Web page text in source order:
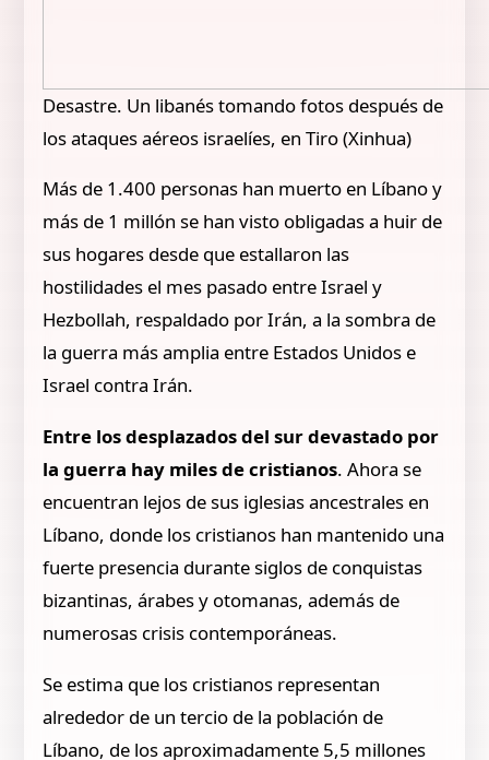
Desastre. Un libanés tomando fotos después de
los ataques aéreos israelíes, en Tiro (Xinhua)
Más de 1.400 personas han muerto en Líbano y
más de 1 millón se han visto obligadas a huir de
sus hogares desde que estallaron las
hostilidades el mes pasado entre Israel y
Hezbollah, respaldado por Irán, a la sombra de
la guerra más amplia entre Estados Unidos e
Israel contra Irán.
Entre los desplazados del sur devastado por
la guerra hay miles de cristianos. Ahora se
encuentran lejos de sus iglesias ancestrales en
Líbano, donde los cristianos han mantenido una
fuerte presencia durante siglos de conquistas
bizantinas, árabes y otomanas, además de
numerosas crisis contemporáneas.
Se estima que los cristianos representan
alrededor de un tercio de la población de
Líbano, de los aproximadamente 5,5 millones